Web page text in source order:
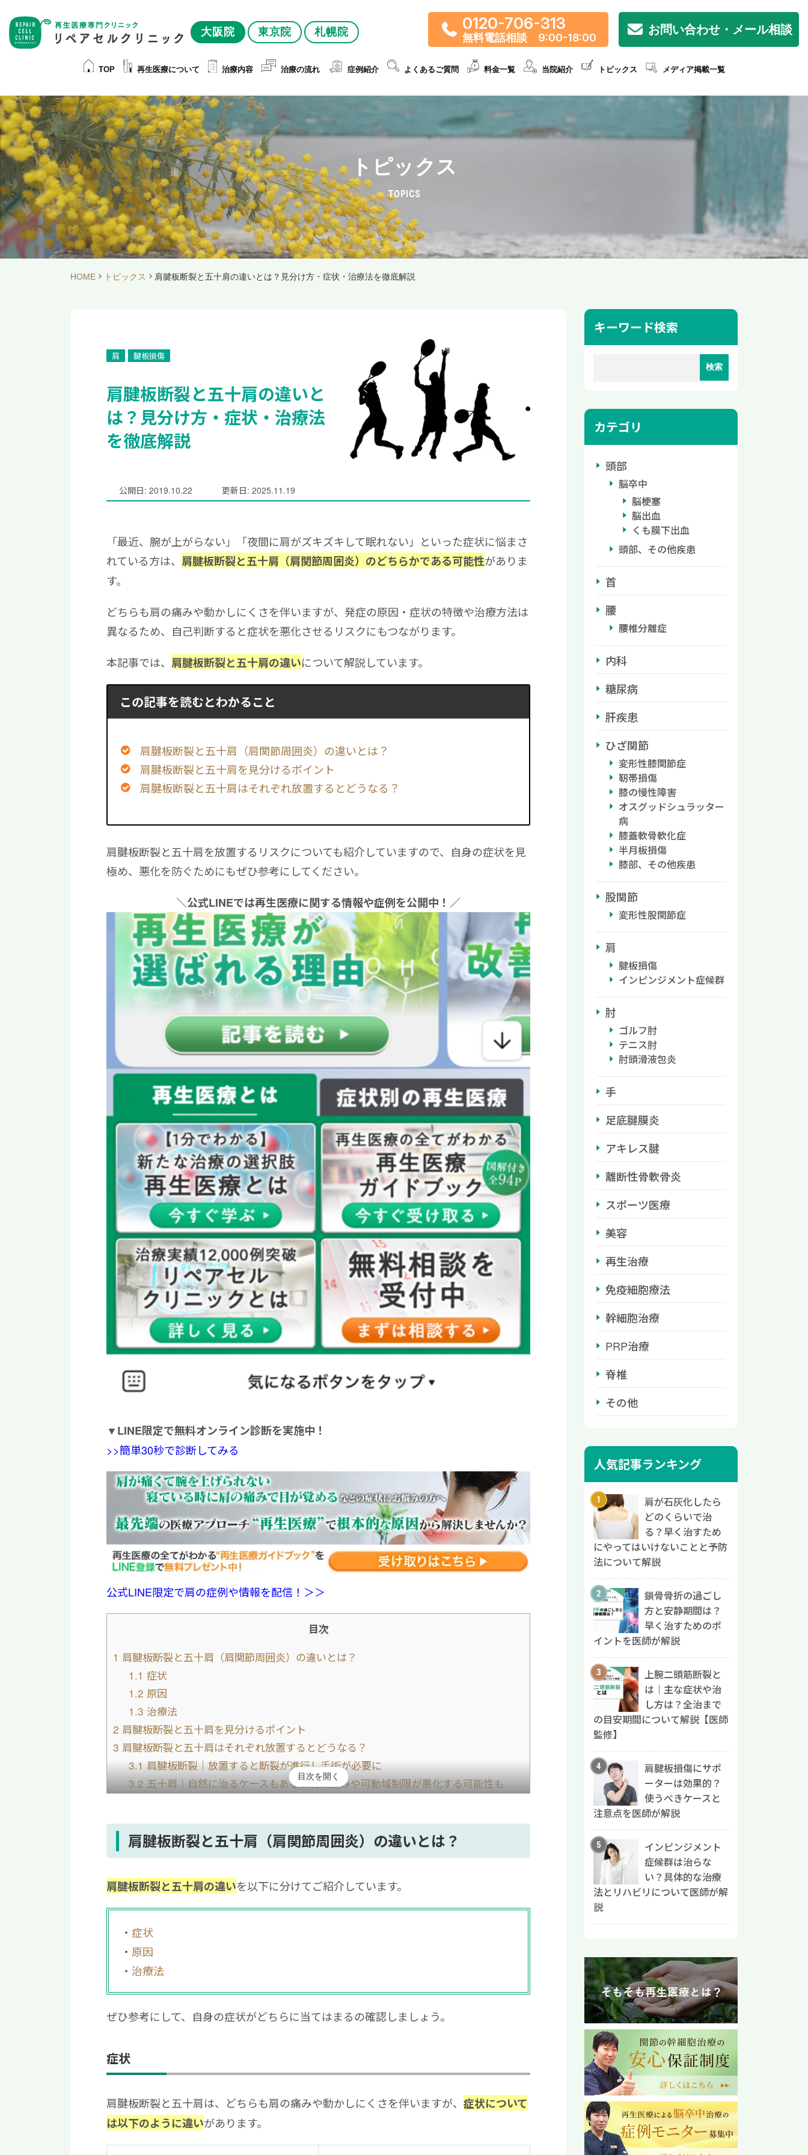
大阪院 東京院 札幌院 0120-706-313
無料電話相談 9:00-18:00
お問い合わせ・メール相談
TOP 再生医療について 治療内容 治療の流れ 症例紹介 よくあるご質問 料金一覧 当院紹介 トピックス メディア掲載一覧
トピックス
TOPICS
HOME トピックス 肩腱板断裂と五十肩の違いとは？見分け方・症状・治療法を徹底解説
肩 腱板損傷
肩腱板断裂と五十肩の違いと
は？見分け方・症状・治療法
を徹底解説
公開日: 2019.10.22 更新日: 2025.11.19
「最近、腕が上がらない」「夜間に肩がズキズキして眠れない」といった症状に悩まさ
れている方は、 肩腱板断裂と五十肩（肩関節周囲炎）のどちらかである可能性がありま
す。
どちらも肩の痛みや動かしにくさを伴いますが、発症の原因・症状の特徴や治療方法は
異なるため、自己判断すると症状を悪化させるリスクにもつながります。
本記事では、 肩腱板断裂と五十肩の違いについて解説しています。
この記事を読むとわかること
肩腱板断裂と五十肩（肩関節周囲炎）の違いとは？
肩腱板断裂と五十肩を見分けるポイント
肩腱板断裂と五十肩はそれぞれ放置するとどうなる？
肩腱板断裂と五十肩を放置するリスクについても紹介していますので、自身の症状を見
極め、悪化を防ぐためにもぜひ参考にしてください。
＼公式LINEでは再生医療に関する情報や症例を公開中！／
▼LINE限定で無料オンライン診断を実施中！
>>簡単30秒で診断してみる
公式LINE限定で肩の症例や情報を配信！＞＞
目次
1 肩腱板断裂と五十肩（肩関節周囲炎）の違いとは？
1.1 症状
1.2 原因
1.3 治療法
2 肩腱板断裂と五十肩を見分けるポイント
3 肩腱板断裂と五十肩はそれぞれ放置するとどうなる？
3.1肩腱板断裂｜放置すると断裂が進行し手術が必要に
3.2五十肩｜自然に治るケースもあるが肩の痛みや可動域制限が悪化する可能性も
目次を開く
肩腱板断裂と五十肩（肩関節周囲炎）の違いとは？
肩腱板断裂と五十肩の違いを以下に分けてご紹介しています。
症状
原因
治療法
ぜひ参考にして、自身の症状がどちらに当てはまるの確認しましょう。
症状
肩腱板断裂と五十肩は、どちらも肩の痛みや動かしにくさを伴いますが、 症状について
は以下のように違いがあります。
キーワード検索
カテゴリ
頭部
脳卒中
脳梗塞
脳出血
くも膜下出血
頭部、その他疾患
首
腰
腰椎分離症
内科
糖尿病
肝疾患
ひざ関節
変形性膝関節症
靭帯損傷
膝の慢性障害
オスグッドシュラッター
病
膝蓋軟骨軟化症
半月板損傷
膝部、その他疾患
股関節
変形性股関節症
肩
腱板損傷
インピンジメント症候群
肘
ゴルフ肘
テニス肘
肘頭滑液包炎
手
足底腱膜炎
アキレス腱
離断性骨軟骨炎
スポーツ医療
美容
再生治療
免疫細胞療法
幹細胞治療
PRP治療
脊椎
その他
人気記事ランキング
肩が石灰化したら
どのくらいで治
る？早く治すため
にやってはいけないことと予防
法について解説
鎖骨骨折の過ごし
方と安静期間は？
早く治すためのポ
イントを医師が解説
上腕二頭筋断裂と
は｜主な症状や治
し方は？全治まで
の目安期間について解説【医師
監修】
肩腱板損傷にサポ
ーターは効果的？
使うべきケースと
注意点を医師が解説
インピンジメント
症候群は治らな
い？具体的な治療
法とリハビリについて医師が解
説